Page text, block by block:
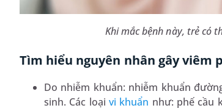
Khi mắc bệnh này, trẻ có
Tìm hiểu nguyên nhân gây viêm
Do nhiễm khuẩn: nhiễm khuẩn
sinh. Các loại vi khuẩn như: phế cầu